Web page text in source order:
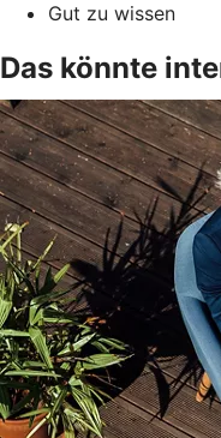
Gut zu wissen
Das könnte